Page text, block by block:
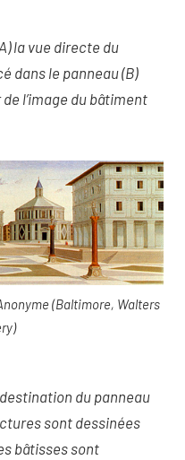
la vue directe du
dans le panneau (B)
l’image du bâtiment
(Baltimore, Walters
du panneau
sont dessinées
bâtisses sont